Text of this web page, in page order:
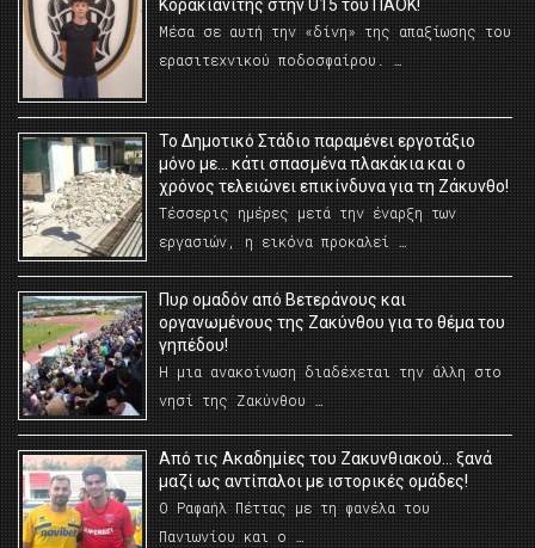
Κορακιανίτης στην U15 του ΠΑΟΚ!
Μέσα σε αυτή την «δίνη» της απαξίωσης του
ερασιτεχνικού ποδοσφαίρου. …
Το Δημοτικό Στάδιο παραμένει εργοτάξιο
μόνο με… κάτι σπασμένα πλακάκια και ο
χρόνος τελειώνει επικίνδυνα για τη Ζάκυνθο!
Τέσσερις ημέρες μετά την έναρξη των
εργασιών, η εικόνα προκαλεί …
Πυρ ομαδόν από Βετεράνους και
οργανωμένους της Ζακύνθου για το θέμα του
γηπέδου!
Η μια ανακοίνωση διαδέχεται την άλλη στο
νησί της Ζακύνθου …
Από τις Ακαδημίες του Ζακυνθιακού… ξανά
μαζί ως αντίπαλοι με ιστορικές ομάδες!
Ο Ραφαήλ Πέττας με τη φανέλα του
Πανιωνίου και ο …